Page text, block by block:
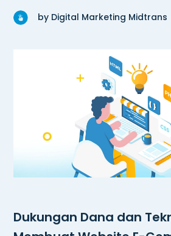
by Digital Marketing Midtrans
Dukungan Dana dan